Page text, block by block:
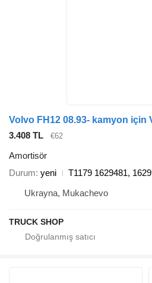
3.408 TL €62
Amortisör
Durum yeni
T1179 1629481,
Ukrayna, Mukachevo
TRUCK SHOP